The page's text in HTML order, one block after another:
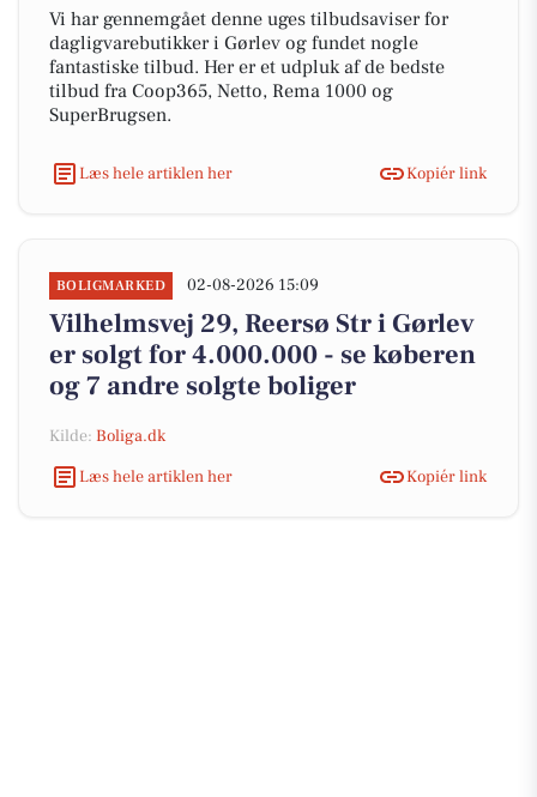
Vi har gennemgået denne uges tilbudsaviser for
dagligvarebutikker i Gørlev og fundet nogle
fantastiske tilbud. Her er et udpluk af de bedste
tilbud fra Coop365, Netto, Rema 1000 og
SuperBrugsen.
Læs hele artiklen her Kopiér link
BOLIGMARKED 02-08-2026 15:09
Vilhelmsvej 29, Reersø Str i Gørlev
er solgt for 4.000.000 - se køberen
og 7 andre solgte boliger
Kilde: Boliga.dk
Læs hele artiklen her
Kopiér link